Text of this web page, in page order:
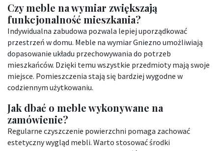
Czy meble na wymiar zwiększają
funkcjonalność mieszkania?
Indywidualna zabudowa pozwala lepiej uporządkować
przestrzeń w domu. Meble na wymiar Gniezno umożliwiają
dopasowanie układu przechowywania do potrzeb
mieszkańców. Dzięki temu wszystkie przedmioty mają swoje
miejsce. Pomieszczenia stają się bardziej wygodne w
codziennym użytkowaniu.
Jak dbać o meble wykonywane na
zamówienie?
Regularne czyszczenie powierzchni pomaga zachować
estetyczny wygląd mebli. Warto stosować środki